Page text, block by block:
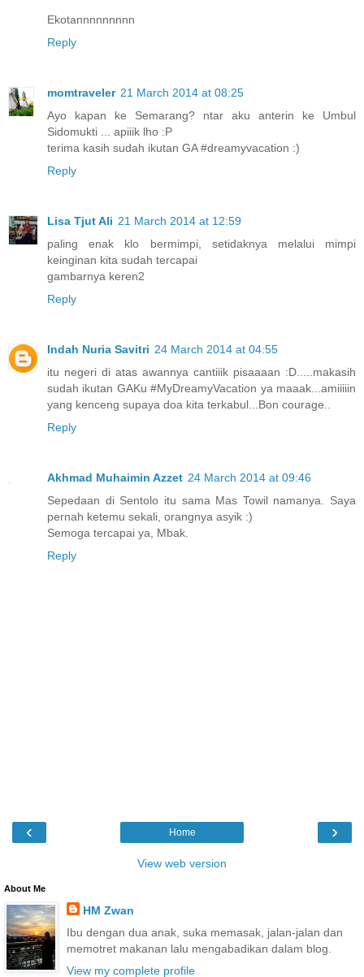
Ekotannnnnnnnn
Reply
momtraveler 21 March 2014 at 08:25
Ayo kapan ke Semarang? ntar aku anterin ke Umbul
Sidomukti ... apiiik lho :P
terima kasih sudah ikutan GA #dreamyvacation :)
Reply
Lisa Tjut Ali 21 March 2014 at 12:59
paling enak klo bermimpi, setidaknya melalui mimpi
keinginan kita sudah tercapai
gambarnya keren2
Reply
Indah Nuria Savitri 24 March 2014 at 04:55
itu negeri di atas awannya cantiiik pisaaaan :D.....makasih
sudah ikutan GAKu #MyDreamyVacation ya maaak...amiiiiin
yang kenceng supaya doa kita terkabul...Bon courage..
Reply
Akhmad Muhaimin Azzet 24 March 2014 at 09:46
Sepedaan di Sentolo itu sama Mas Towil namanya. Saya
pernah ketemu sekali, orangnya asyik :)
Semoga tercapai ya, Mbak.
Reply
‹ ›
Home
View web version
About Me
HM Zwan
Ibu dengan dua anak, suka memasak, jalan-jalan dan
memotret makanan lalu mengabadikan dalam blog.
View my complete profile